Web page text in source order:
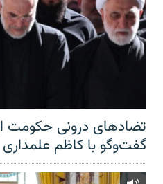
تضادهای درونی حکومت
گفت‌‌وگو با کاظم علمداری